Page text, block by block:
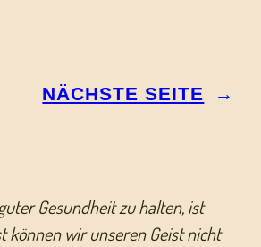
NÄCHSTE SEITE →
Gesundheit zu halten, ist
können wir unseren Geist nicht